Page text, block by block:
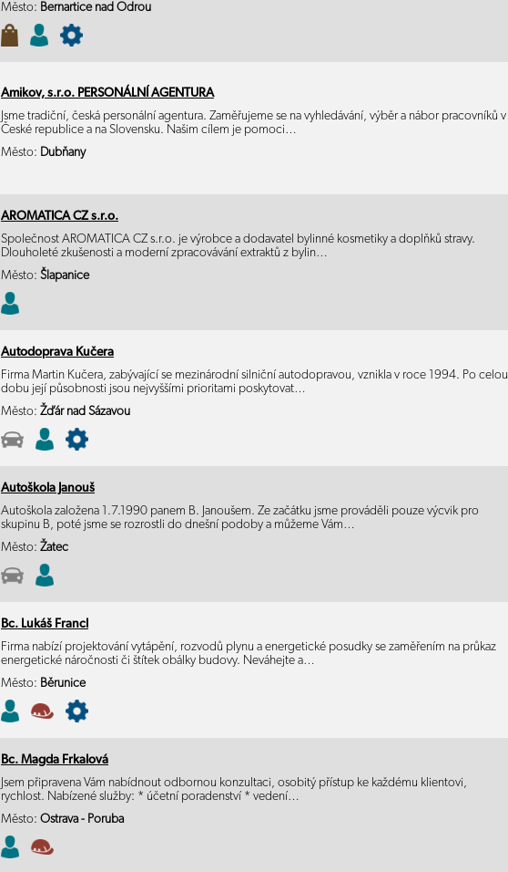
Město: Bernartice nad Odrou
Amikov, s.r.o. PERSONÁLNÍ AGENTURA
Jsme tradiční, česká personální agentura. Zaměřujeme se na vyhledávání, výběr a nábor pracovníků v
České republice a na Slovensku. Našim cílem je pomoci…
Město: Dubňany
AROMATICA CZ s.r.o.
Společnost AROMATICA CZ s.r.o. je výrobce a dodavatel bylinné kosmetiky a doplňků stravy.
Dlouholeté zkušenosti a moderní zpracovávání extraktů z bylin…
Město: Šlapanice
Autodoprava Kučera
Firma Martin Kučera, zabývající se mezinárodní silniční autodopravou, vznikla v roce 1994. Po celou
dobu její působnosti jsou nejvyššími prioritami poskytovat…
Město: Žďár nad Sázavou
Autoškola Janouš
Autoškola založena 1.7.1990 panem B. Janoušem. Ze začátku jsme prováděli pouze výcvik pro
skupinu B, poté jsme se rozrostli do dnešní podoby a můžeme Vám…
Město: Žatec
Bc. Lukáš Francl
Firma nabízí projektování vytápění, rozvodů plynu a energetické posudky se zaměřením na průkaz
energetické náročnosti či štítek obálky budovy. Neváhejte a…
Město: Běrunice
Bc. Magda Frkalová
Jsem připravena Vám nabídnout odbornou konzultaci, osobitý přístup ke každému klientovi,
rychlost. Nabízené služby: * účetní poradenství * vedení…
Město: Ostrava - Poruba